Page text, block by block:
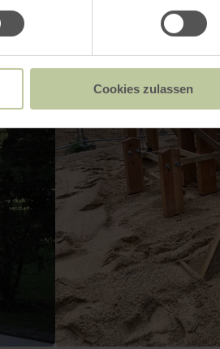
Cookies zulassen